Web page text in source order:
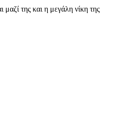
της και η μεγάλη νίκη της